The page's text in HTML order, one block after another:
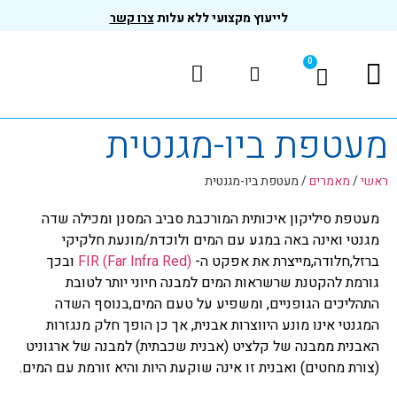
לייעוץ מקצועי ללא עלותצרו קשר
0
מעטפת ביו-מגנטית
ראשי/מאמרים/מעטפת ביו-מגנטית
מעטפת סיליקון איכותית המורכבת סביב המסנן ומכילה שדה
מגנטי ואינה באה במגע עם המים ולוכדת/מונעת חלקיקי
ברזל,חלודה,מייצרת את אפקט ה- (Far Infra Red)
FIR ובכך
גורמת להקטנת שרשראות המים למבנה חיוני יותר לטובת
התהליכים הגופניים, ומשפיע על טעם המים,בנוסף השדה
המגנטי אינו מונע היווצרות אבנית, אך כן הופך חלק מנגזרות
האבנית ממבנה של קלציט (אבנית שכבתית) למבנה של ארגוניט
(צורת מחטים) ואבנית זו אינה שוקעת היות והיא זורמת עם המים.